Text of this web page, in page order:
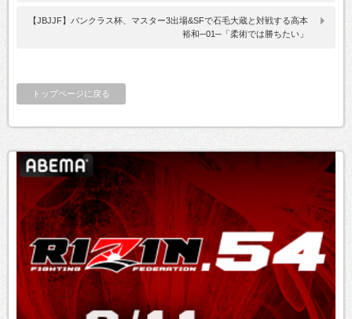
【JBJJF】パンクラス杯、マスター3出場&SFで石毛大蔵と対戦する高本
裕和─01─「柔術では勝ちたい」
トップページに戻る